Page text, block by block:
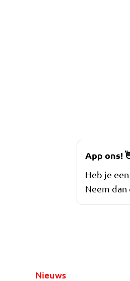
App ons!
Heb je
Neem dan
Nieuws